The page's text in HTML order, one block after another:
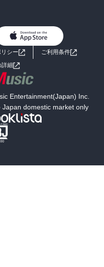
男子向けラノベ
小説
海外小説
SF
文学
お問い合わせ
シー
ご利用条件
詳細
Entertainment(Japan) Inc.
domestic market only